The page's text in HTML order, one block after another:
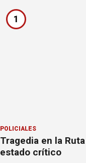
1
POLICIALES
Tragedia en la
estado crítico